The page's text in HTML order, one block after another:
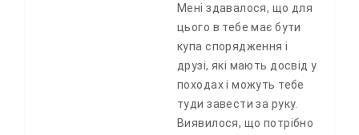
Мені здавалося, що для
цього в тебе має бути
купа спорядження і
друзі, які мають досвід у
походах і можуть тебе
туди завести за руку.
Виявилося, що потрібно